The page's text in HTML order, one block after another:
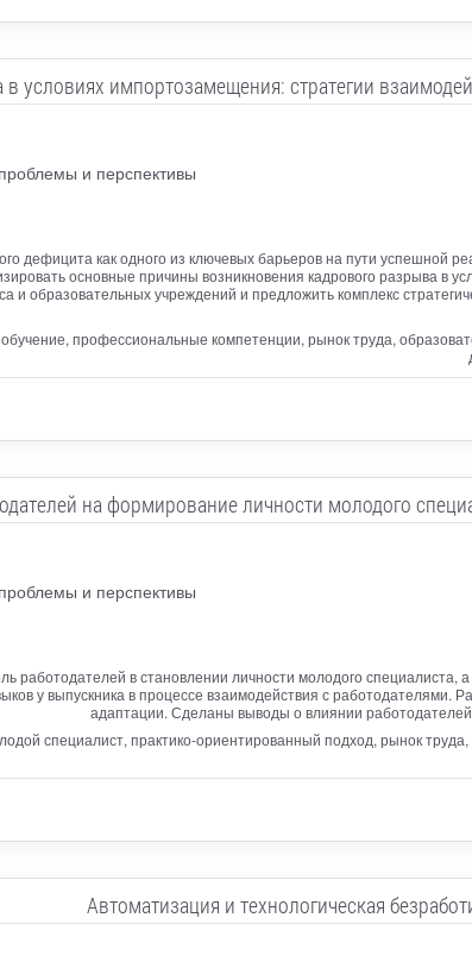
условиях импортозамещения: стратегии
и перспективы
дефицита как одного из ключевых барьеров на пути
основные причины возникновения кадрового разрыва в
образовательных учреждений и предложить комплекс
обучение, профессиональные компетенции, рынок труда,
на формирование личности молодого
и перспективы
работодателей в становлении личности молодого специалиста,
у выпускника в процессе взаимодействия с работодателями.
адаптации. Сделаны выводы о влиянии
специалист, практико-ориентированный подход, рынок
Автоматизация и технологическая